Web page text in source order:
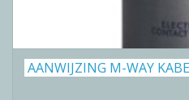
AANWIJZING M-WAY